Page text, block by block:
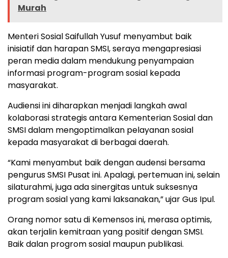
Murah
Menteri Sosial Saifullah Yusuf menyambut baik
inisiatif dan harapan SMSI, seraya mengapresiasi
peran media dalam mendukung penyampaian
informasi program-program sosial kepada
masyarakat.
Audiensi ini diharapkan menjadi langkah awal
kolaborasi strategis antara Kementerian Sosial dan
SMSI dalam mengoptimalkan pelayanan sosial
kepada masyarakat di berbagai daerah.
“Kami menyambut baik dengan audensi bersama
pengurus SMSI Pusat ini. Apalagi, pertemuan ini, selain
silaturahmi, juga ada sinergitas untuk suksesnya
program sosial yang kami laksanakan,” ujar Gus Ipul.
Orang nomor satu di Kemensos ini, merasa optimis,
akan terjalin kemitraan yang positif dengan SMSI.
Baik dalan progrom sosial maupun publikasi.